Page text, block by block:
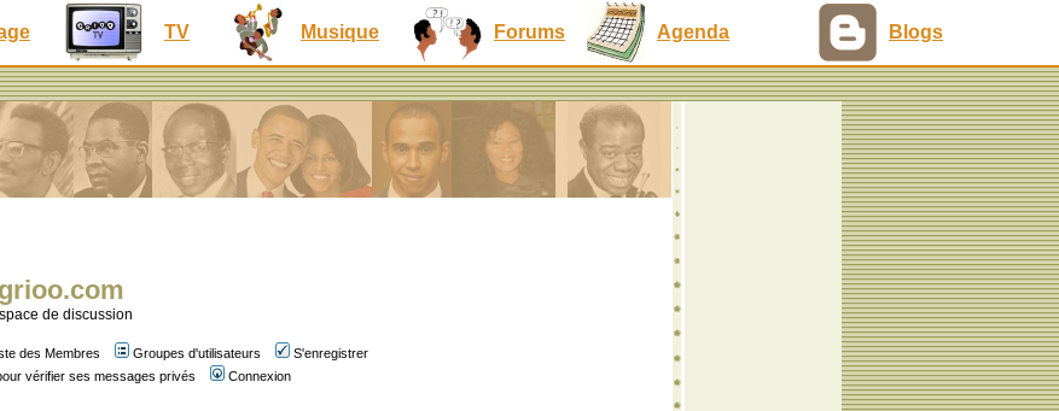
TV Musique Forums Agenda Blogs
grioo.com
de discussion
des Membres Groupes d'utilisateurs
S'enregistrer
vérifier ses messages privés Connexion